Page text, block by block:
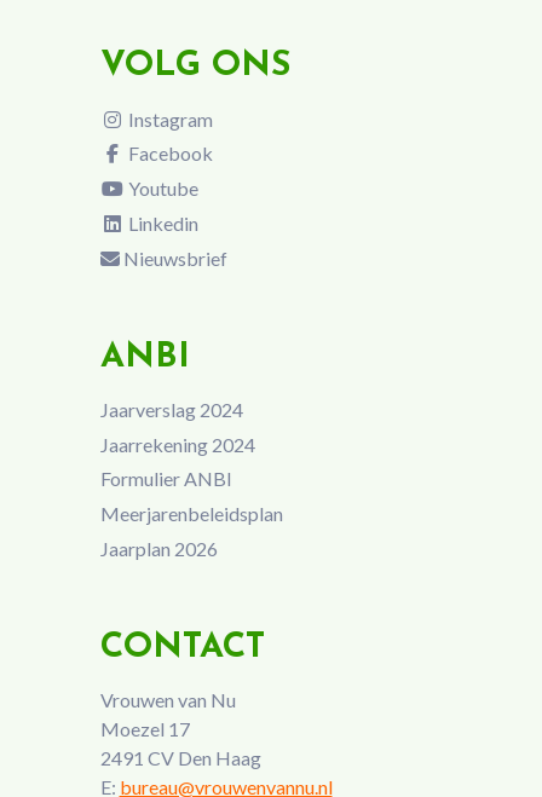
VOLG ONS
Instagram
Facebook
Youtube
Linkedin
Nieuwsbrief
ANBI
Jaarverslag 2024
Jaarrekening 2024
Formulier ANBI
Meerjarenbeleidsplan
Jaarplan 2026
CONTACT
Vrouwen van Nu
Moezel 17
2491 CV Den Haag
E: bureau@vrouwenvannu.nl